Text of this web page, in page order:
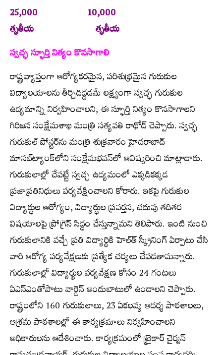
25,000 10,000
తృతీయ తృతీయ
స్వచ్ఛ స్ఫూర్తి నిత్యం కొనసాగాలి
రాష్ట్రవ్యాప్తంగా ఆరోగ్యకరమైన, పరిశుభ్రమైన గురుకుల
విద్యాలయాలను తీర్చిదిద్దడమే లక్ష్యంగా స్వచ్ఛ గురుకుల
ఉద్యమాన్ని నిర్వహించాలని, ఈ స్ఫూర్తి నిత్యం కొనసాగాలని
గిరిజన సంక్షేమశాఖ మంత్రి సత్యవతి రాథోడ్‌ చెప్పారు. స్వచ్ఛ
గురుకుల్‌ పోస్టర్‌ను మంత్రి శుక్రవారం హైదరాబాద్‌
మాసబ్‌ట్యాంక్‌లోని సంక్షేమభవన్‌లో ఆవిష్కరించి మాట్లాడారు.
గురుకులాల్లో చేపట్టే స్వచ్ఛ ఉద్యమంలో ఎక్కడికక్కడ
ప్రజాప్రతినిధులు పర్యవేక్షించాలని కోరారు. ఇకపై గురుకుల
విద్యార్థుల ఆరోగ్యం, విద్యార్థుల ప్రవర్తన, చదువు తదితర
విషయాలపై ప్రోగ్రెస్ సిద్ధం చేస్తున్నామని తెలిపారు. ఇంటి నుంచి
గురుకులానికి వచ్చే ప్రతి విద్యార్థికి హెల్త్‍ స్క్రీనింగ్‌ ఏర్పాటు చేసి
వారి ఆరోగ్య పర్యవేక్షణకు ప్రత్యేక చర్యలు చేపడతామన్నారు.
గురుకులాల్లో విద్యార్థుల పర్యవేక్షణ కోసం 24 గంటలు
ఏఎన్‌ఎంతోపాటు వార్డెన్‌ అందుబాటులో ఉండాలని చెప్పారు.
రాష్ట్రంలోని 160 గురుకులాలు, 23 ఏకలవ్య ఆదర్శ పాఠశాలలు,
ఆశ్రమ పాఠశాలల్లో ఈ కార్యక్రమాలు నిర్వహించాలని
అధికారులను ఆదేశించారు. కార్యక్రమంలో ట్రైకార్‌ చైర్మన్‌